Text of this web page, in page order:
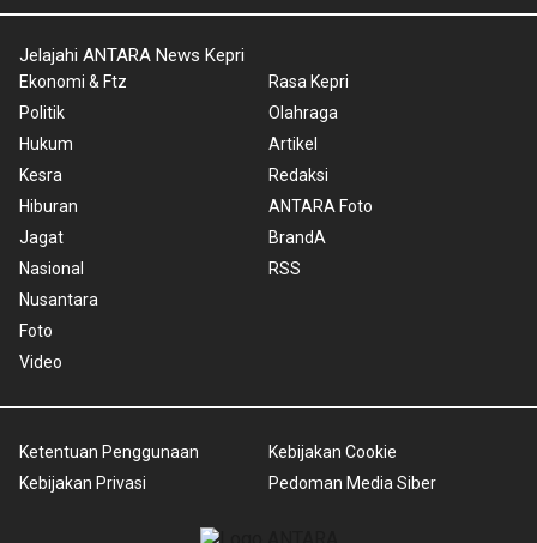
Jelajahi ANTARA News Kepri
Ekonomi & Ftz
Politik
Hukum
Kesra
Hiburan
Jagat
Nasional
Nusantara
Foto
Video
Rasa Kepri
Olahraga
Artikel
Redaksi
ANTARA Foto
BrandA
RSS
Ketentuan Penggunaan
Kebijakan Privasi
Kebijakan Cookie
Pedoman Media Siber